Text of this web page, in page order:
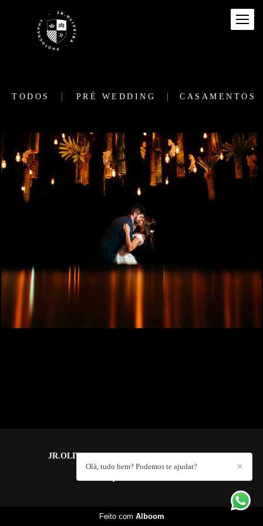
TODOS PRÉ WEDDING CASAMENTOS
849
JR.OLIVEIRA PHOTOGRAPHY/CONTATO
✕
Olá, tudo bem? Podemos te ajudar?
Feito com Alboom